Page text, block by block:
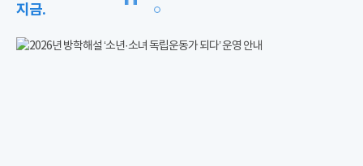
지금.